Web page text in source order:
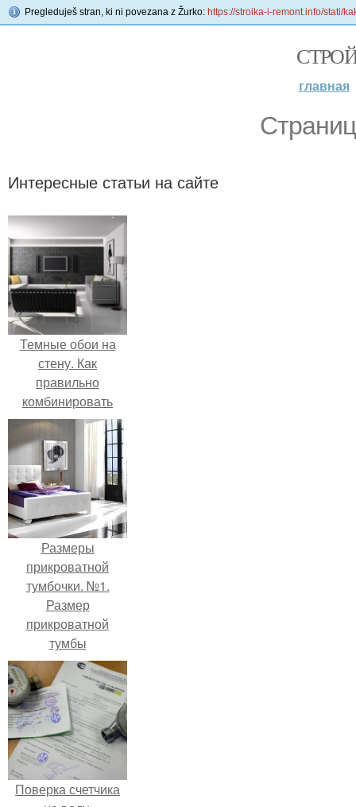
Pregleduješ stran, ki ni povezana z Žurko: https://stroika-i-remont.info/stati/